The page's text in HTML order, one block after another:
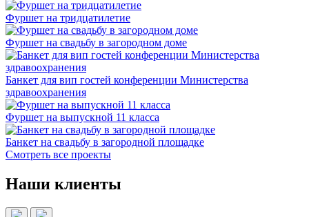
Фуршет на тридцатилетие
Фуршет на свадьбу в загородном доме
Банкет для вип гостей конференции Министерства
здравоохранения
Фуршет на выпускной 11 класса
Банкет на свадьбу в загородной площадке
Смотреть все проекты
Наши клиенты